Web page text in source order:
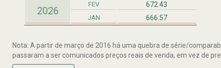
2026
FEV 672.43
JAN 666.57
Nota: A partir de março de 2016 há uma quebra de série/
passaram a ser comunicados preços reais de venda, em vez de